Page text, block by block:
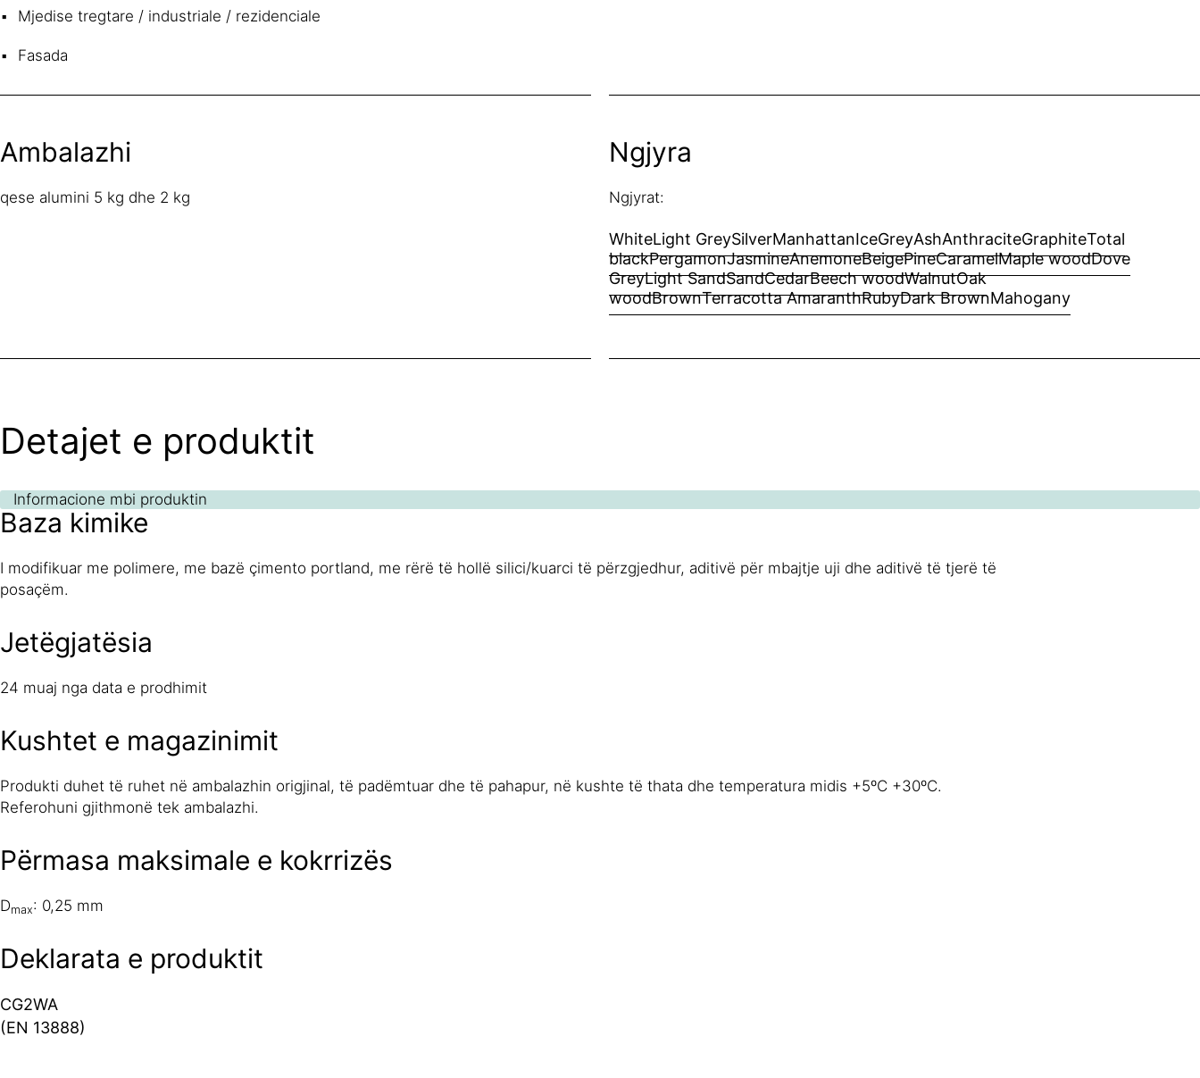
Mjedise tregtare / industriale / rezidenciale
Fasada
Ambalazhi
qese alumini 5 kg dhe 2 kg
Ngjyra
Ngjyrat:
WhiteLight GreySilverManhattanIceGreyAshAnthraciteGraphiteTotal
blackPergamonJasmineAnemoneBeigePineCaramelMaple woodDove
GreyLight SandSandCedarBeech woodWalnutOak
woodBrownTerracottaAmaranthRubyDark BrownMahogany
Detajet e produktit
Informacione mbi produktin
Baza kimike
I modifikuar me polimere, me bazë çimento portland, me rërë të hollë silici/kuarci të përzgjedhur, aditivë për mbajtje uji dhe aditivë të tjerë të
posaçëm.
Jetëgjatësia
24 muaj nga data e prodhimit
Kushtet e magazinimit
Produkti duhet të ruhet në ambalazhin origjinal, të padëmtuar dhe të pahapur, në kushte të thata dhe temperatura midis +5ºC +30ºC.
Referohuni gjithmonë tek ambalazhi.
Përmasa maksimale e kokrrizës
Dmax: 0,25 mm
Deklarata e produktit
CG2WA
(EN 13888)